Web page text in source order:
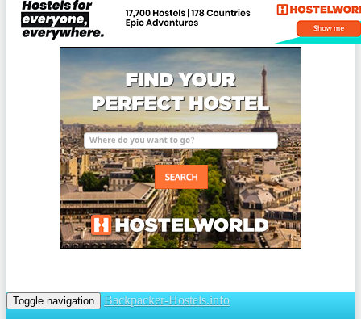
Toggle navigation Backpacker-Hostels.info